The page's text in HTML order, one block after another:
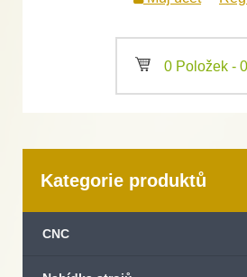
a 0 Položek - 0
Kategorie produktů
CNC